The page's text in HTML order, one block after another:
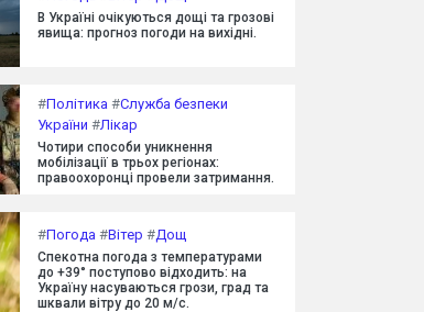
В Україні очікуються дощі та грозові
явища: прогноз погоди на вихідні.
#Політика #Служба безпеки
України #Лікар
Чотири способи уникнення
мобілізації в трьох регіонах:
правоохоронці провели затримання.
#Погода #Вітер #Дощ
Спекотна погода з температурами
до +39° поступово відходить: на
Україну насуваються грози, град та
шквали вітру до 20 м/с.